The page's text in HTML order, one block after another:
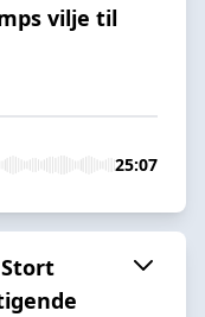
vilje til
25:07